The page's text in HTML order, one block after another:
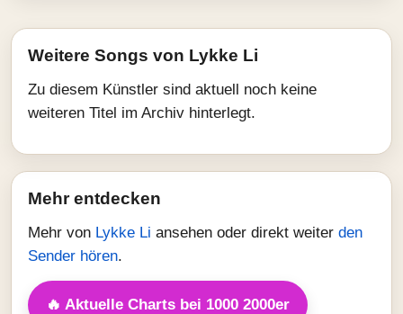
Weitere Songs von Lykke Li
Zu diesem Künstler sind aktuell noch keine
weiteren Titel im Archiv hinterlegt.
Mehr entdecken
Mehr von Lykke Li ansehen oder direkt weiter den
Sender hören.
🔥 Aktuelle Charts bei 1000 2000er